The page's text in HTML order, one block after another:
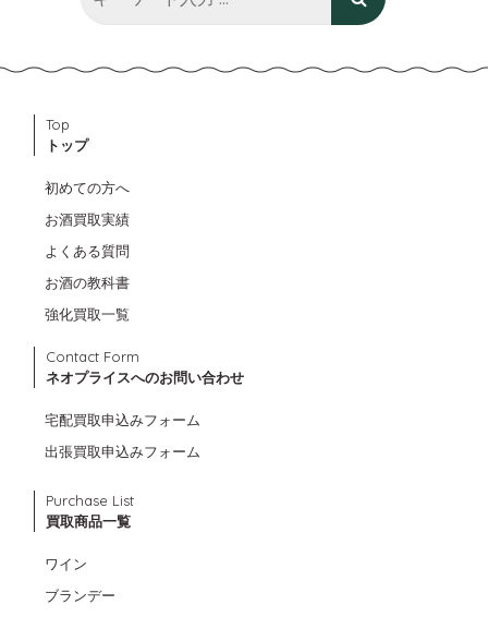
Top
トップ
初めての方へ
お酒買取実績
よくある質問
お酒の教科書
強化買取一覧
Contact Form
ネオプライスへのお問い合わせ
宅配買取申込みフォーム
出張買取申込みフォーム
Purchase List
買取商品一覧
ワイン
ブランデー